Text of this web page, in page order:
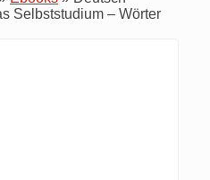
Selbststudium – Wörter